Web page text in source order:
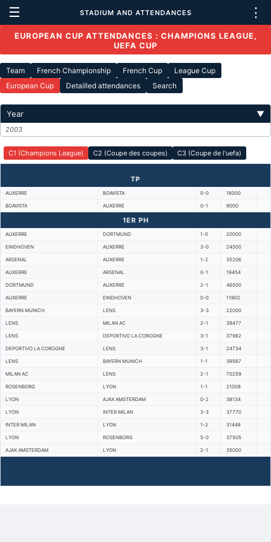
☰ STADIUM AND ATTENDANCES ⋮
EUROPEAN CUP ATTENDANCES : CHAMPIONS LEAGUE,
UEFA CUP
Team French Championship French Cup
League Cup
European Cup
Detailled attendances Search
Year ▼
2003
C1 (Champions League) C2 (Coupe des coupes) C3 (Coupe de l'uefa)
TP
AUXERRE BOAVISTA 0-0 18000
BOAVISTA AUXERRE 0-1 9000
1ER PH
AUXERRE DORTMUND 1-0 20000
EINDHOVEN AUXERRE 3-0 24500
ARSENAL AUXERRE 1-2 35206
AUXERRE ARSENAL 0-1 19454
DORTMUND AUXERRE 2-1 46500
AUXERRE EINDHOVEN 0-0 11902
BAYERN MUNICH LENS 3-3 22000
LENS MILAN AC 2-1 39477
LENS DEPORTIVO LA COROGNE 3-1 37982
DEPORTIVO LA COROGNE LENS 3-1 24734
LENS BAYERN MUNICH 1-1 39567
MILAN AC LENS 2-1 70259
ROSENBORG LYON 1-1 21008
LYON AJAX AMSTERDAM 0-2 38134
LYON INTER MILAN 3-3 37770
INTER MILAN LYON 1-2 31448
LYON ROSENBORG 5-0 37505
AJAX AMSTERDAM LYON 2-1 35000